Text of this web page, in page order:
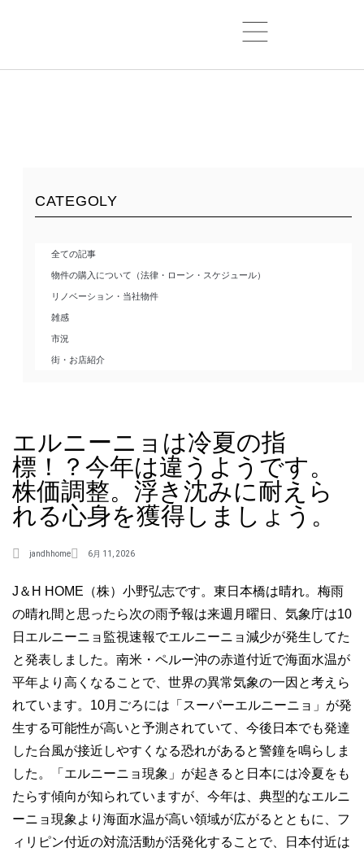
エルニーニョは冷夏の指
標！？今年は違うようです。
株価調整。浮き沈みに耐えら
れる心身を獲得しましょう。
jandhhome 6月 11, 2026
J＆H HOME（株）小野弘志です。東日本橋は晴れ。梅雨
の晴れ間と思ったら次の雨予報は来週月曜日、気象庁は10
日エルニーニョ監視速報でエルニーニョ減少が発生してた
と発表しました。南米・ペルー沖の赤道付近で海面水温が
平年より高くなることで、世界の異常気象の一因と考えら
れています。10月ごろには「スーパーエルニーニョ」が発
生する可能性が高いと予測されていて、今後日本でも発達
した台風が接近しやすくなる恐れがあると警鐘を鳴らしま
した。「エルニーニョ現象」が起きると日本には冷夏をも
たらす傾向が知られていますが、今年は、典型的なエルニ
ーニョ現象より海面水温が高い領域が広がるとともに、フ
ィリピン付近の対流活動が活発化することで、日本付近は
CATEGOLY
全ての記事
物件の購入について（法律・ローン・スケジュール）
リノベーション・当社物件
雑感
市況
街・お店紹介